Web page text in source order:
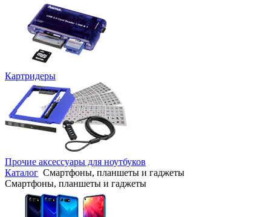
Картридеры
Прочие аксессуары для ноутбуков
Каталог Смартфоны, планшеты и гаджеты
Смартфоны, планшеты и гаджеты